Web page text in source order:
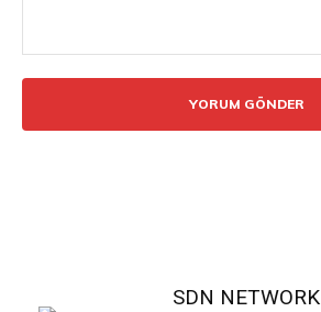
SDN NETWORK